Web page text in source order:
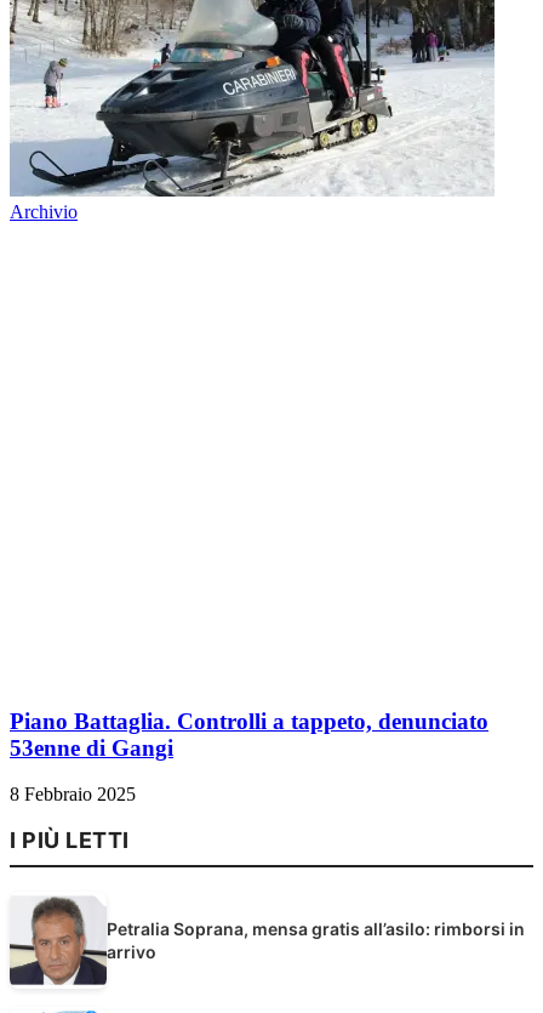
Archivio
Piano Battaglia. Controlli a tappeto, denunciato
53enne di Gangi
8 Febbraio 2025
I PIÙ LETTI
Petralia Soprana, mensa gratis all’asilo: rimborsi in
arrivo